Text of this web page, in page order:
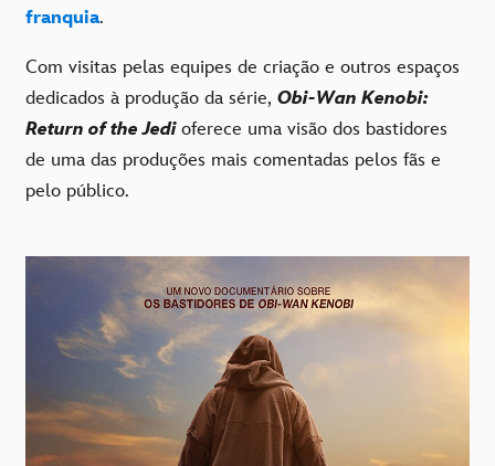
franquia.
Com visitas pelas equipes de criação e outros espaços
dedicados à produção da série, Obi-Wan Kenobi:
Return of the Jedi oferece uma visão dos bastidores
de uma das produções mais comentadas pelos fãs e
pelo público.